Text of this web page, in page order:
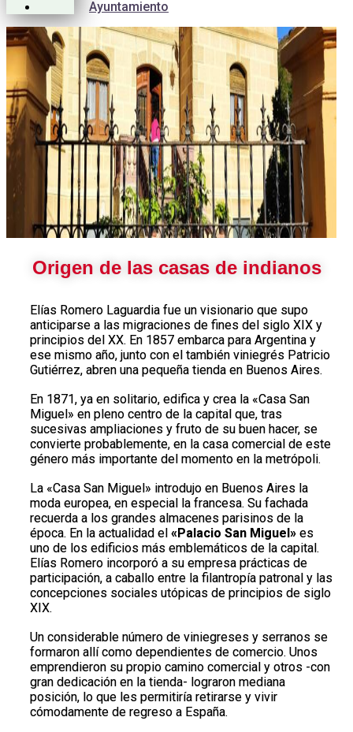
Ayuntamiento
Origen de las casas de indianos
Elías Romero Laguardia fue un visionario que supo
anticiparse a las migraciones de fines del siglo XIX y
principios del XX. En 1857 embarca para Argentina y
ese mismo año, junto con el también viniegrés Patricio
Gutiérrez, abren una pequeña tienda en Buenos Aires.
En 1871, ya en solitario, edifica y crea la «Casa San
Miguel» en pleno centro de la capital que, tras
sucesivas ampliaciones y fruto de su buen hacer, se
convierte probablemente, en la casa comercial de este
género más importante del momento en la metrópoli.
La «Casa San Miguel» introdujo en Buenos Aires la
moda europea, en especial la francesa. Su fachada
recuerda a los grandes almacenes parisinos de la
época. En la actualidad el «Palacio San Miguel» es
uno de los edificios más emblemáticos de la capital.
Elías Romero incorporó a su empresa prácticas de
participación, a caballo entre la filantropía patronal y las
concepciones sociales utópicas de principios de siglo
XIX.
Un considerable número de viniegreses y serranos se
formaron allí como dependientes de comercio. Unos
emprendieron su propio camino comercial y otros -con
gran dedicación en la tienda- lograron mediana
posición, lo que les permitiría retirarse y vivir
cómodamente de regreso a España.